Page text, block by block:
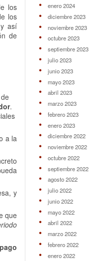
los
los
así
de
.
a la
y
que
pago
enero 2024
diciembre 2023
noviembre 2023
octubre 2023
septiembre 2023
julio 2023
junio 2023
mayo 2023
abril 2023
marzo 2023
febrero 2023
enero 2023
diciembre 2022
noviembre 2022
octubre 2022
septiembre 2022
agosto 2022
julio 2022
junio 2022
mayo 2022
abril 2022
marzo 2022
febrero 2022
enero 2022